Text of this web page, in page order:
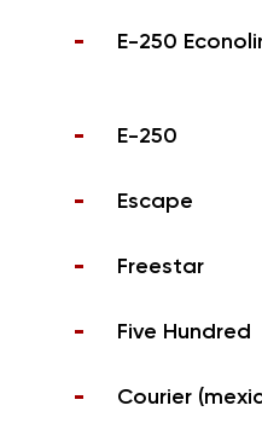
E-250
E-250
Escape
Freestar
Five Hundred
Courier